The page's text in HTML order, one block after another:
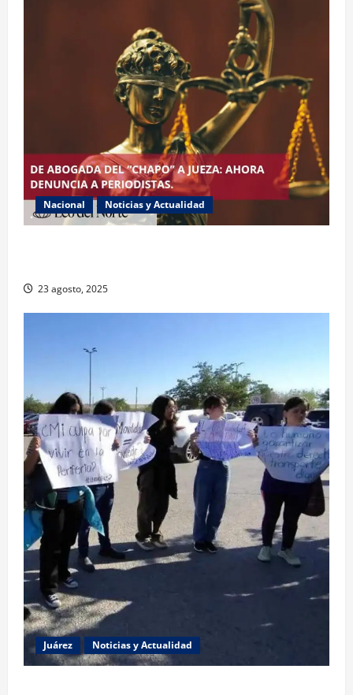
Nacional Noticias y Actualidad
23 agosto, 2025
Juárez Noticias y Actualidad